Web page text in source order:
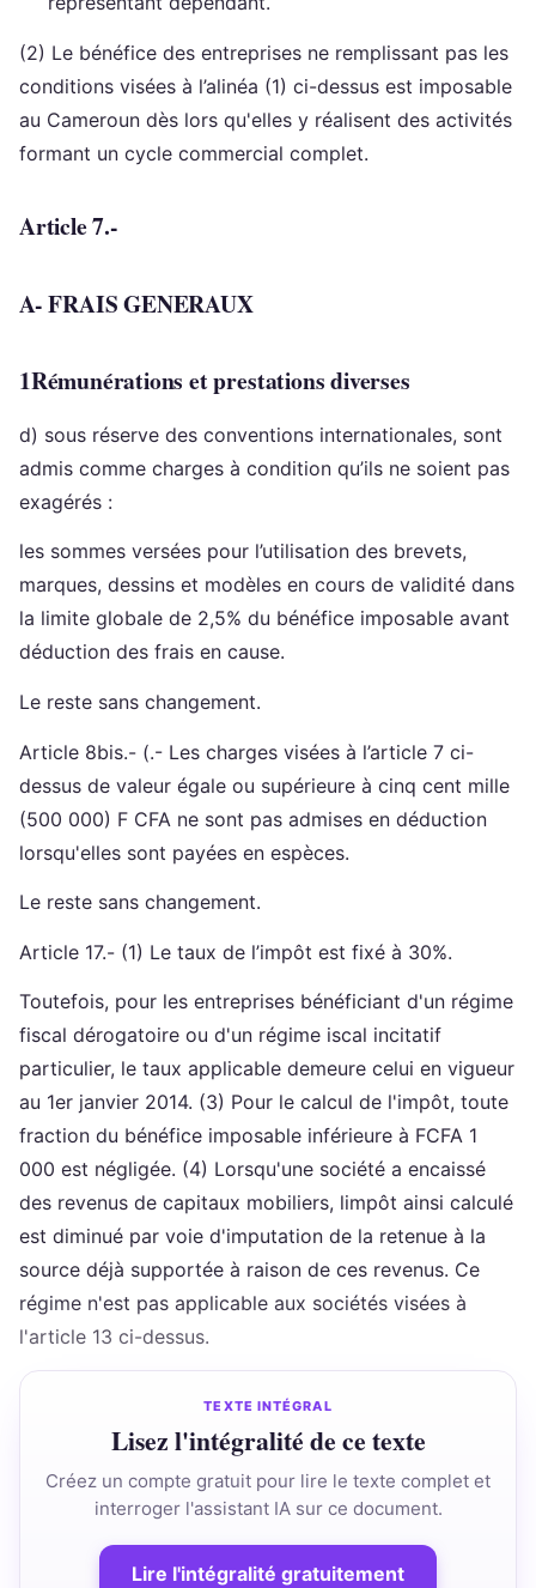
(2) Le bénéfice des entreprises ne remplissant pas les
conditions visées à l’alinéa (1) ci-dessus est imposable
au Cameroun dès lors qu'elles y réalisent des activités
formant un cycle commercial complet.
Article 7.-
A- FRAIS GENERAUX
1Rémunérations et prestations diverses
d) sous réserve des conventions internationales, sont
admis comme charges à condition qu’ils ne soient pas
exagérés :
les sommes versées pour l’utilisation des brevets,
marques, dessins et modèles en cours de validité dans
la limite globale de 2,5% du bénéfice imposable avant
déduction des frais en cause.
Le reste sans changement.
Article 8bis.- (.- Les charges visées à l’article 7 ci-
dessus de valeur égale ou supérieure à cinq cent mille
(500 000) F CFA ne sont pas admises en déduction
lorsqu'elles sont payées en espèces.
Le reste sans changement.
Article 17.- (1) Le taux de l’impôt est fixé à 30%.
Toutefois, pour les entreprises bénéficiant d'un régime
fiscal dérogatoire ou d'un régime iscal incitatif
particulier, le taux applicable demeure celui en vigueur
au 1er janvier 2014. (3) Pour le calcul de l'impôt, toute
fraction du bénéfice imposable inférieure à FCFA 1
000 est négligée. (4) Lorsqu'une société a encaissé
des revenus de capitaux mobiliers, limpôt ainsi calculé
est diminué par voie d'imputation de la retenue à la
source déjà supportée à raison de ces revenus. Ce
régime n'est pas applicable aux sociétés visées à
l'article 13 ci-dessus.
TEXTE INTÉGRAL
Lisez l'intégralité de ce texte
Créez un compte gratuit pour lire le texte complet et
interroger l'assistant IA sur ce document.
Lire l'intégralité gratuitement